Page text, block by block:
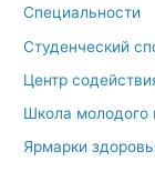
Специальности
Студенческий
Центр
Школа молодого
Ярмарки